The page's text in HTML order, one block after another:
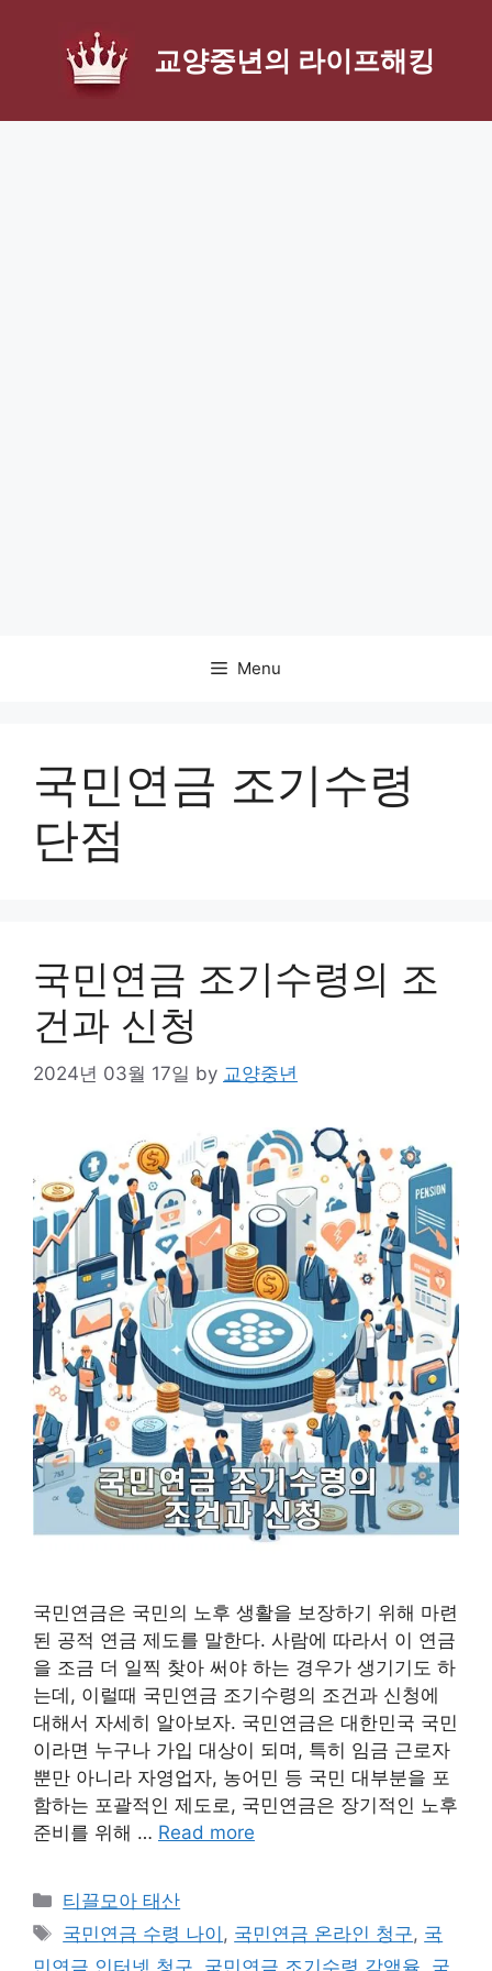
교양중년의 라이프해킹
Menu
국민연금 조기수령
단점
국민연금 조기수령의 조
건과 신청
2024년 03월 17일 by 교양중년
국민연금은 국민의 노후 생활을 보장하기 위해 마련
된 공적 연금 제도를 말한다. 사람에 따라서 이 연금
을 조금 더 일찍 찾아 써야 하는 경우가 생기기도 하
는데, 이럴때 국민연금 조기수령의 조건과 신청에
대해서 자세히 알아보자. 국민연금은 대한민국 국민
이라면 누구나 가입 대상이 되며, 특히 임금 근로자
뿐만 아니라 자영업자, 농어민 등 국민 대부분을 포
함하는 포괄적인 제도로, 국민연금은 장기적인 노후
준비를 위해 … Read more
Categories
티끌모아 태산
Tags
국민연금 수령 나이 , 국민연금 온라인 청구, 국
민연금 인터넷 청구 국민연금 조기수령 감액율 국